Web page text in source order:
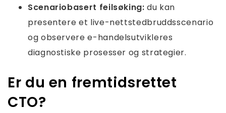
Scenariobasert feilsøking:du kan
presentere et live-nettstedbruddsscenario
og observere e-handelsutvikleres
diagnostiske prosesser og strategier.
Er du en fremtidsrettet
CTO?